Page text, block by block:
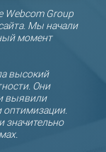
Webcom Group
Мы начали
момент
высокий
Они
выявили
значительно